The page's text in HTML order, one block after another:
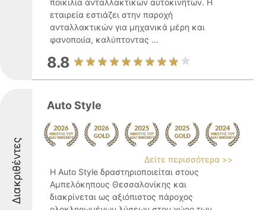
ποικιλία ανταλλακτικών αυτοκινήτων. Η
εταιρεία εστιάζει στην παροχή
ανταλλακτικών για μηχανικά μέρη και
φανοποιία, καλύπτοντας ...
8.8
Διακριθέντες
Auto Style
Δείτε περισσότερα >>
Η Auto Style δραστηριοποιείται στους
Αμπελόκηπους Θεσσαλονίκης και
διακρίνεται ως αξιόπιστος πάροχος